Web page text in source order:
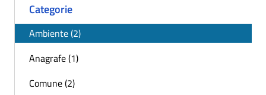
Categorie
Ambiente (2)
Anagrafe (1)
Comune (2)